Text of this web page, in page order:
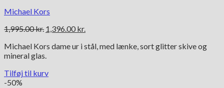
Michael Kors
1,995.00kr. Den
pris
var:
1,396.00 kr.
pris
Michael Kors dame ur i stål, med lænke, sort glitter skive og
mineral glas.
Tilføj til kurv
-50%